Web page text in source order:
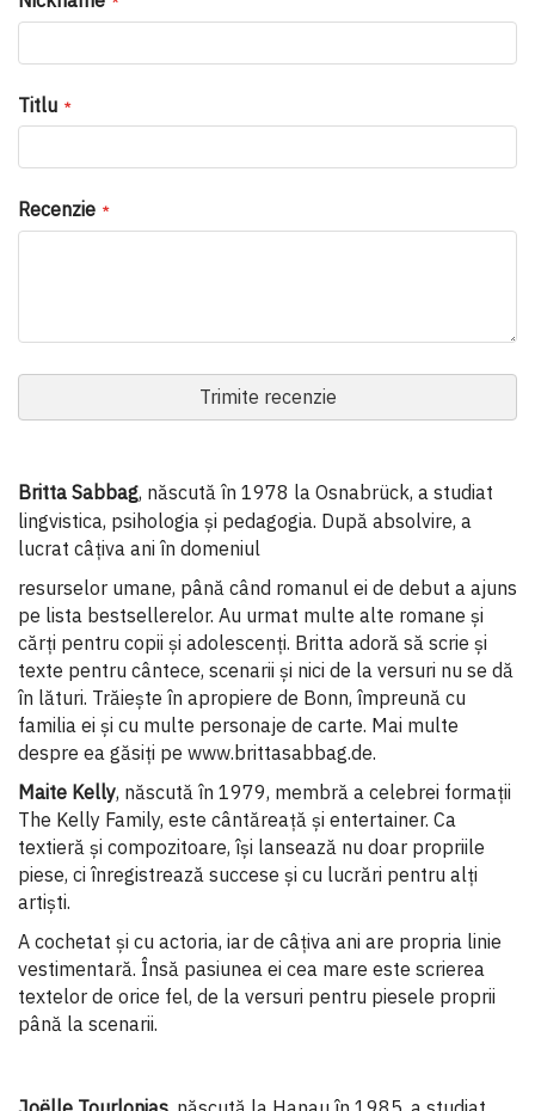
Titlu
Recenzie
Trimite recenzie
Britta Sabbag, născută în 1978 la Osnabrück, a studiat
lingvistica, psihologia și pedagogia. După absolvire, a
lucrat câțiva ani în domeniul
resurselor umane, până când romanul ei de debut a ajuns
pe lista bestsellerelor. Au urmat multe alte romane și
cărți pentru copii și adolescenți. Britta adoră să scrie și
texte pentru cântece, scenarii și nici de la versuri nu se dă
în lături. Trăiește în apropiere de Bonn, împreună cu
familia ei și cu multe personaje de carte. Mai multe
despre ea găsiți pe www.brittasabbag.de.
Maite Kelly, născută în 1979, membră a celebrei formații
The Kelly Family, este cântăreață și entertainer. Ca
textieră și compozitoare, își lansează nu doar propriile
piese, ci înregistrează succese și cu lucrări pentru alți
artiști.
A cochetat și cu actoria, iar de câțiva ani are propria linie
vestimentară. Însă pasiunea ei cea mare este scrierea
textelor de orice fel, de la versuri pentru piesele proprii
până la scenarii.